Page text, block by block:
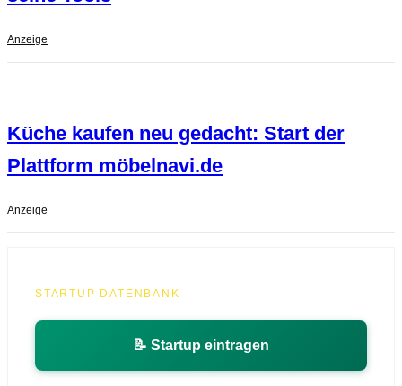
Anzeige
Küche kaufen neu gedacht: Start der
Plattform möbelnavi.de
Anzeige
STARTUP DATENBANK
📝 Startup eintragen